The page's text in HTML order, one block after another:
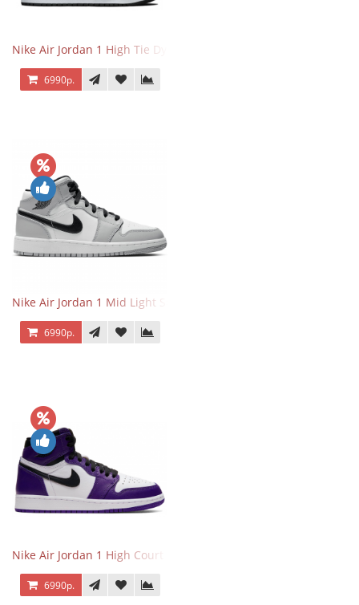
Nike Air Jordan 1 High Tie Dye
6990р.
Nike Air Jordan 1 Mid Light Smoke Grey
6990р.
Nike Air Jordan 1 High Court Purple 2.0
6990р.